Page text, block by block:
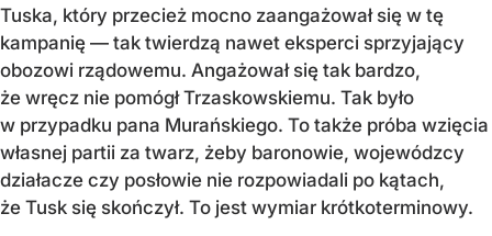
Tuska, który przecież mocno zaangażował się w tę
kampanię — tak twierdzą nawet eksperci sprzyjający
obozowi rządowemu. Angażował się tak bardzo,
że wręcz nie pomógł Trzaskowskiemu. Tak było
w przypadku pana Murańskiego. To także próba wzięcia
własnej partii za twarz, żeby baronowie, wojewódzcy
działacze czy posłowie nie rozpowiadali po kątach,
że Tusk się skończył. To jest wymiar krótkoterminowy.